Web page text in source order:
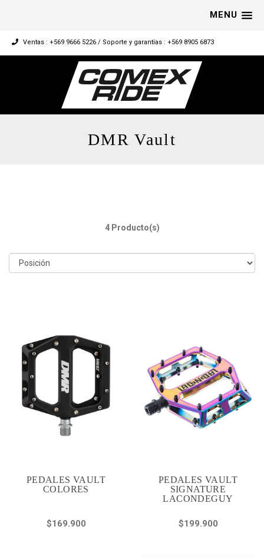
MENU
Ventas : +569 9666 5226 / Soporte y garantías : +569 8905 6873
DMR Vault
4 Producto(s)
PEDALES VAULT
COLORES
$169.900
PEDALES VAULT
SIGNATURE
LACONDEGUY
$199.900